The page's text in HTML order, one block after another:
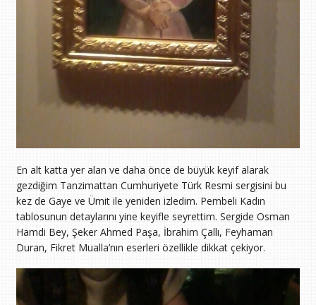
En alt katta yer alan ve daha önce de büyük keyif alarak
gezdiğim Tanzimattan Cumhuriyete Türk Resmi sergisini bu
kez de Gaye ve Ümit ile yeniden izledim. Pembeli Kadın
tablosunun detaylarını yine keyifle seyrettim. Sergide Osman
Hamdi Bey, Şeker Ahmed Paşa, İbrahim Çallı, Feyhaman
Duran, Fikret Mualla’nın eserleri özellikle dikkat çekiyor.